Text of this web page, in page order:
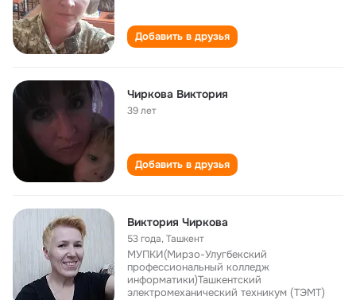
Добавить в друзья
Чиркова Виктория
39 лет
Добавить в друзья
Виктория Чиркова
53 года,Ташкент
МУПКИ(Мирзо-Улугбекский
профессиональный колледж
информатики)Ташкентский
электромеханический техникум (ТЭМТ)